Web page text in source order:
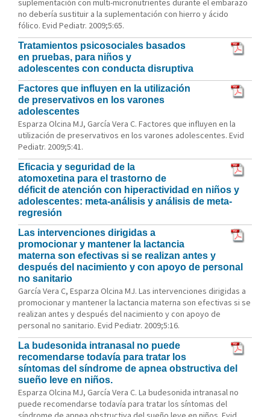
suplementación con multi-micronutrientes durante el embarazo
no debería sustituir a la suplementación con hierro y ácido
fólico. Evid Pediatr. 2009;5:65.
Tratamientos psicosociales basados
en pruebas, para niños y
adolescentes con conducta disruptiva
Factores que influyen en la utilización
de preservativos en los varones
adolescentes
Esparza Olcina MJ, García Vera C. Factores que influyen en la
utilización de preservativos en los varones adolescentes. Evid
Pediatr. 2009;5:41.
Eficacia y seguridad de la
atomoxetina para el trastorno de
déficit de atención con hiperactividad en niños y
adolescentes: meta-análisis y análisis de meta-
regresión
Las intervenciones dirigidas a
promocionar y mantener la lactancia
materna son efectivas si se realizan antes y
después del nacimiento y con apoyo de personal
no sanitario
García Vera C, Esparza Olcina MJ. Las intervenciones dirigidas a
promocionar y mantener la lactancia materna son efectivas si se
realizan antes y después del nacimiento y con apoyo de
personal no sanitario. Evid Pediatr. 2009;5:16.
La budesonida intranasal no puede
recomendarse todavía para tratar los
síntomas del síndrome de apnea obstructiva del
sueño leve en niños.
Esparza Olcina MJ, García Vera C. La budesonida intranasal no
puede recomendarse todavía para tratar los síntomas del